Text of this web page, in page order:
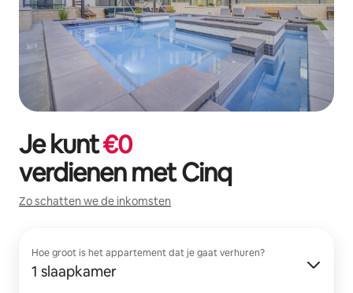
Je kunt€0
verdienen metCinq
Zo schatten we de inkomsten
Hoe groot is het appartement dat je gaat verhuren?
1 slaapkamer